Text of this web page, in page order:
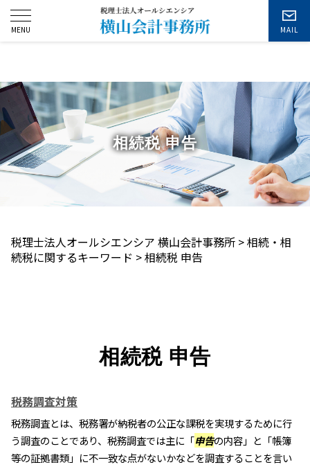
お問い合わせ
相続税 申告
税理士法人オールシエンシア 横山会計事務所 >相続・相
続税に関するキーワード >相続税 申告
相続税 申告
税務調査対策
税務調査とは、税務署が納税者の公正な課税を実現するために行
う調査のことであり、税務調査では主に「申告の内容」と「帳簿
等の証拠書類」に不一致な点がないかなどを調査することを言い